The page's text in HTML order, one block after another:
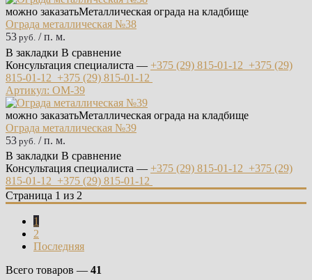
можно заказатьМеталлическая ограда на кладбище
Ограда металлическая №38
53 руб. / п. м.
В закладки В сравнение
Консультация специалиста — +375 (29) 815-01-12 +375 (29)
815-01-12 +375 (29) 815-01-12
Артикул: ОМ-39
можно заказатьМеталлическая ограда на кладбище
Ограда металлическая №39
53 руб. / п. м.
В закладки В сравнение
Консультация специалиста — +375 (29) 815-01-12 +375 (29)
815-01-12 +375 (29) 815-01-12
Страница 1 из 2
1
2
Последняя
Всего товаров — 41